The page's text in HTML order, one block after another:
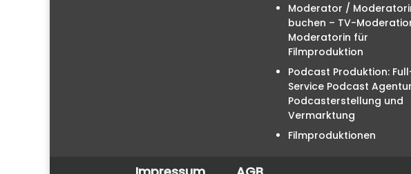
Moderator /
buchen – TV-
Moderatorin für
Filmproduktion
Podcast Produktion:
Service Podcast
Podcasterstellung und
Vermarktung
Filmproduktionen